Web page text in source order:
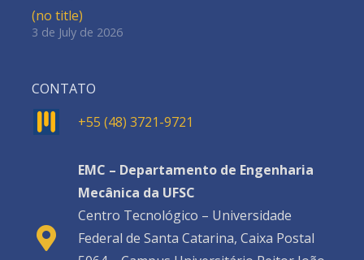
(no title)
3 de July de 2026
CONTATO
+55 (48) 3721-9721
EMC – Departamento de Engenharia
Mecânica da UFSC
Centro Tecnológico – Universidade
Federal de Santa Catarina, Caixa Postal